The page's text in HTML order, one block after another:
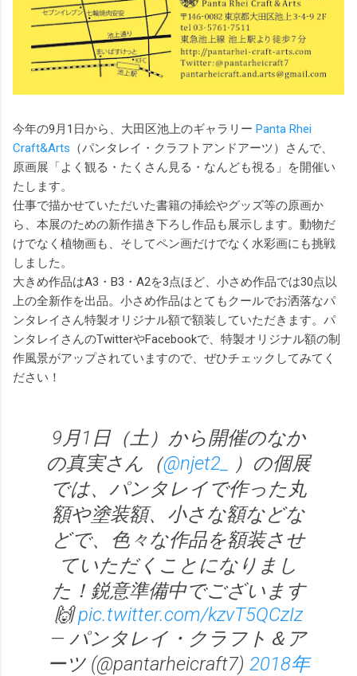
今年の9月1日から、大田区池上のギャラリー Panta Rhei
Craft&Arts （パンタレイ・クラフトアンドアーツ）さんで、
原画展「よく観る・たくさん見る・なんども視る」を開催い
たします。
仕事で描かせていただいた書籍の挿絵やグッズ等の原画か
ら、本展のための新作描き下ろし作品も展示します。動物だ
けでなく植物画も、そしてペン画だけでなく水彩画にも挑戦
しました。
大きめ作品はA3・B3・A2を3点ほど、小さめ作品では30点以
上の全新作を出品。小さめ作品はとてもクールでお洒落なパ
ンタレイさん特製オリジナル額で額装していただきます。パ
ンタレイさんのTwitterやFacebookで、特製オリジナル額の制
作風景がアップされていますので、ぜひチェックしてみてく
ださい！
9月1日（土）から開催のなか
の真実さん（@njet2_
）の個展
では、パンタレイで作った丸
額や塗装額、小さな額などな
どで、色々な作品を額装させ
ていただくことになりまし
た！鋭意準備中でございます
🙌pic.twitter.com/kzvT5QCzIz
— パンタレイ・クラフト＆ア
ーツ (@pantarheicraft7) 2018年